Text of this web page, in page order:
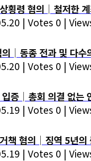
횡령 혐의│철저한
| Votes 0 |
│동종 전과 및 다수
| Votes 0 |
증│총회 의결 없는
| Votes 0 |
책 혐의│징역 5년의
| Votes 0 |